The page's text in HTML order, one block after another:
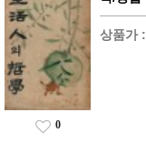
상품가 :
0